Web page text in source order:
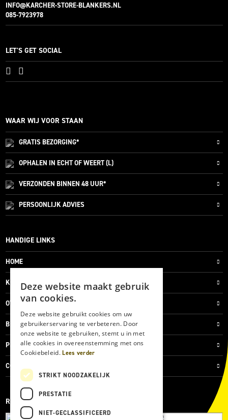
INFO@KARCHER-STORE-BLANKERS.NL
085-7923978
LET'S GET SOCIAL
WAAR WIJ VOOR STAAN
GRATISBEZORGING*
OPHALEN IN ECHT OF WEERT (L)
VERZONDEN BINNEN 48 UUR*
PERSOONLIJKADVIES
HANDIGE LINKS
HOME
KLANTENSERVICE
OVER ONS
BLOG
PRIVACYVERKLARING
COOKIES
REVIEWMERK
Deze website maakt gebruik
van cookies.
Deze website gebruikt cookies om uw
gebruikerservaring te verbeteren. Door
onze website te gebruiken, stemt u in met
alle cookies in overeenstemming met ons
Cookiebeleid.Lees verder
STRIKT NOODZAKELIJK
PRESTATIE
NIET-GECLASSIFICEERD